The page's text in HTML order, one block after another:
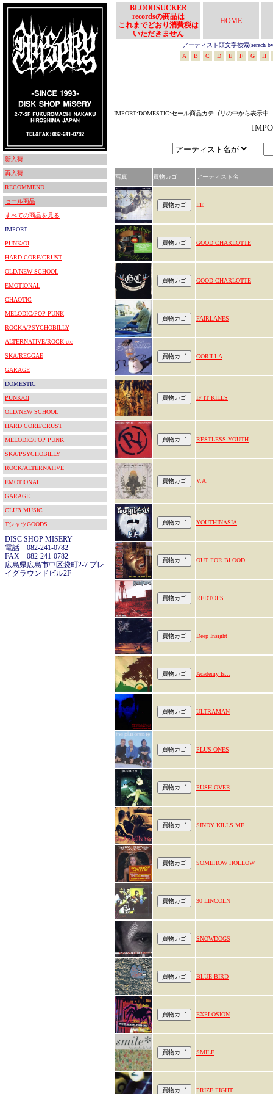
新入荷
再入荷
RECOMMEND
セール商品
すべての商品を見る
IMPORT
PUNK/OI
HARD CORE/CRUST
OLD/NEW SCHOOL
EMOTIONAL
CHAOTIC
MELODIC/POP PUNK
ROCKA/PSYCHOBILLY
ALTERNATIVE/ROCK etc
SKA/REGGAE
GARAGE
DOMESTIC
PUNK/OI
OLD/NEW SCHOOL
HARD CORE/CRUST
MELODIC/POP PUNK
SKA/PSYCHOBILLY
ROCK/ALTERNATIVE
EMOTIONAL
GARAGE
CLUB MUSIC
TシャツGOODS
DISC SHOP MISERY
電話 082-241-0782
FAX 082-241-0782
広島県広島市中区袋町2-7 プレ
イグラウンドビル2F
BLOODSUCKER
recordsの商品は
これまでどおり消費税は
いただきません
HOME
アーティスト頭文字検索(serach
A
B C D E F G H
IMPORT:DOMESTIC:セール商品カテゴリの中から表示中
写真 買物カゴ アーティスト名
EE
GOOD CHARLOTTE
GOOD CHARLOTTE
FAIRLANES
GORILLA
IF IT KILLS
RESTLESS YOUTH
V.A.
YOUTHINASIA
OUT FOR BLOOD
REDTOPS
Deep Insight
Academy Is...
ULTRAMAN
PLUS ONES
PUSH OVER
SINDY KILLS ME
SOMEHOW HOLLOW
30 LINCOLN
SNOWDOGS
BLUE BIRD
EXPLOSION
SMILE
PRIZE FIGHT